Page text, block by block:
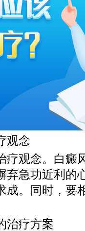
观念
观念。白癜
弃急功近利的
成。同时，要
疗方案